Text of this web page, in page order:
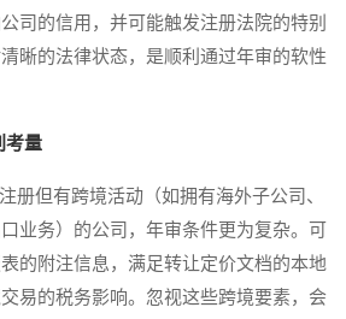
司的信用，并可能触发注册法院的特别
晰的法律状态，是顺利通过年审的软性
考量
但有跨境活动（如拥有海外子公司、
业务）的公司，年审条件更为复杂。可
的附注信息，满足转让定价文档的本地
易的税务影响。忽视这些跨境要素，会